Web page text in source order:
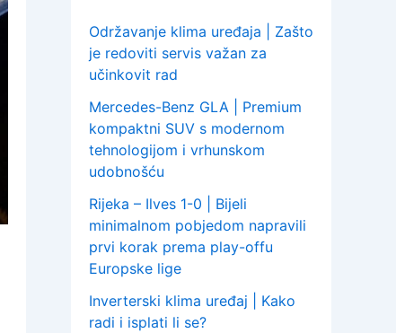
:Održavanje klima uređaja | Zašto
je redoviti servis važan za
učinkovit rad
Mercedes-Benz GLA | Premium
kompaktni SUV s modernom
tehnologijom i vrhunskom
udobnošću
Rijeka – Ilves 1-0 | Bijeli
minimalnom pobjedom napravili
prvi korak prema play-offu
Europske lige
Inverterski klima uređaj | Kako
radi i isplati li se?